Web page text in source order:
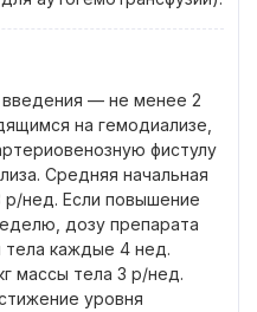
введения — не менее 2
на гемодиализе,
фистулу
Средняя начальная
р/нед. Если повышение
дозу препарата
каждые 4 нед.
массы тела 3 р/нед.
уровня